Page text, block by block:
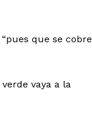
que se cobre
vaya a la